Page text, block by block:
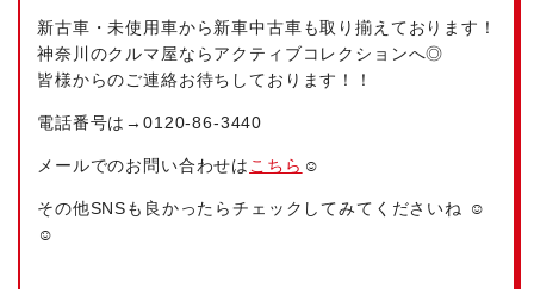
新古車・未使用車から新車中古車も取り揃えております！
神奈川のクルマ屋ならアクティブコレクションへ◎
皆様からのご連絡お待ちしております！！
電話番号は→0120-86-3440
メールでのお問い合わせは こちら ☺
その他SNSも良かったらチェックしてみてくださいね ☺
☺